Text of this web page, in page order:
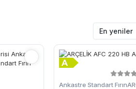
Ankastre Standart Fırın